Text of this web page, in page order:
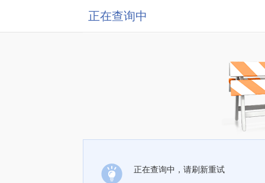
正在查询中
正在查询中，请刷新重试